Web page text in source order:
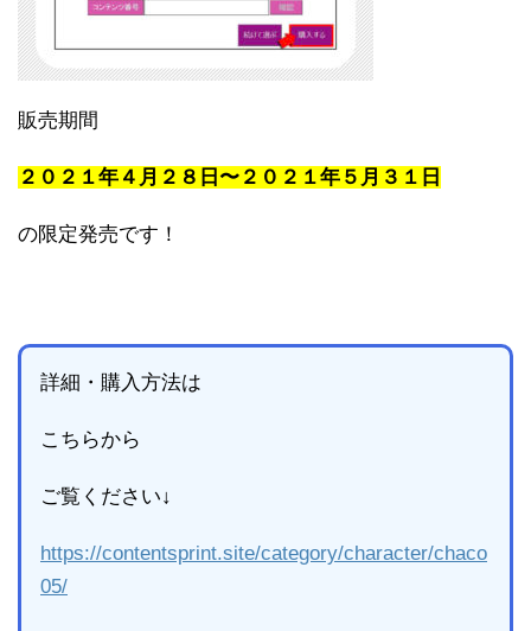
販売期間
２０２１年４月２８日〜２０２１年５月３１日
の限定発売です！
詳細・購入方法は
こちらから
ご覧ください↓
https://contentsprint.site/category/character/chaco
05/